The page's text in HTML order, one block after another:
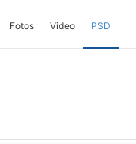
Fotos Video PSD